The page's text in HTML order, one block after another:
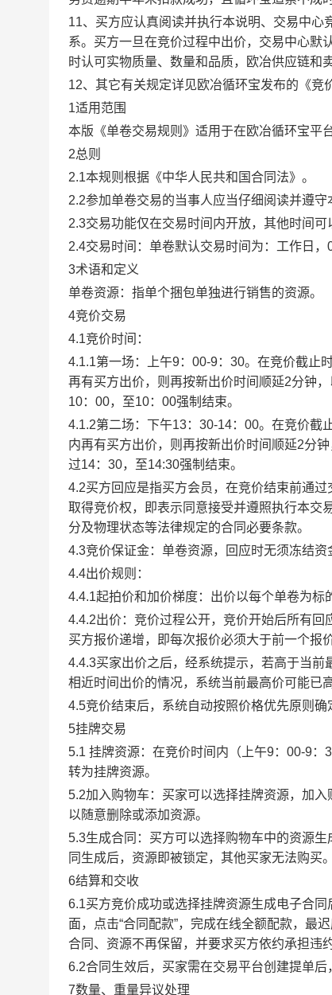
11、买方应认真阅读并执行本说明、交易中
系。买方一旦在竞价过程中出价，交易中心默
时认可实物质量、数量和品质，欧冶供应链和
12、其它有关规定详见欧冶循环宝发布的《竞
1适用范围
本版《单卷交易规则》适用于在欧冶循环宝平
2总则
2.1本规则根据《中华人民共和国合同法》。
2.2参加单卷交易的当事人应当仔细阅读并遵
2.3交易功能仅在交易时间内开放，其他时间可
2.4交易时间：单卷默认交易时间为：工作日
3术语和定义
单卷资源：指单个捆包单独进行销售的资源。
4竞价交易
4.1竞价时间：
4.1.1第一场：上午9：00-9：30。在竞价截止
再有买方出价，则再按新出价时间顺延2分钟
10：00，至10：00强制结束。
4.1.2第二场：下午13：30-14：00。在竞价截
内再有买方出价，则再按新出价时间顺延2分
过14：30，至14:30强制结束。
4.2买方回应是指买方会员，在竞价结束前通
取得竞价权，即表示同意接受并遵照执行本交
分及物理状态等法律规定的合同必要条款。
4.3竞价保证金：单卷资源，回应时无须冻结资
4.4出价规则：
4.4.1起拍价和加价梯度：出价以每个单卷为标
4.4.2出价：竞价过程公开，竞价开始后所有回
买方报价递增，即每次报价必须大于前一个报
4.4.3买家出价之后，经系统提示，若高于当
相近时间出价的情况，系统当前最高价可能已
4.5竞价结束后，系统自动按照价格优先原则确
5挂牌交易
5.1 挂牌资源：在竞价时间内（上午9：00-9
转为挂牌资源。
5.2加入购物车：买家可以选择挂牌资源，加
以随意删除或添加资源。
5.3生成合同：买方可以选择购物车中的资源
同生成后，资源即被锁定，其他买家无法购买。
6结算和交收
6.1买方竞价成功或选择挂牌资源生成电子合
面，点击“合同配款”，完成在线全额配款，最
合同、资源不再保留，并要求买方依约承担违
6.2合同生效后，买家需在交易平台创建提单后
7数量、重量异议处理